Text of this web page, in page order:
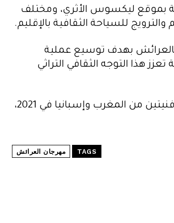
بموقع ليكسوس الأثري، ومختلف
للسياحة الثقافية بالإقليم.
بهدف توسيع عملية
هذا التوجه الثقافي التراثي
وأشار البلاغ إلى أنه بعد تنظيم المهرجان بشكل إفتراضي لسنتين متتاليتين، تم عقد دورة إفتراضية بمجموعتين فنيتين من المغرب وإسبانيا في 2021،
TAGS مهرجان العرائش